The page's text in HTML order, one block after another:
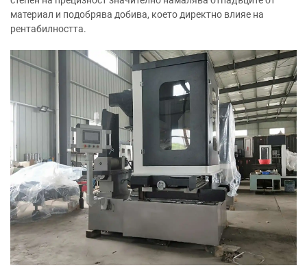
материал и подобрява добива, което директно влияе на
рентабилността.